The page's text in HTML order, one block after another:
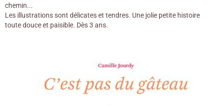
chemin...
Les illustrations sont délicates et tendres. Une jolie petite histoire
toute douce et paisible. Dès 3 ans.